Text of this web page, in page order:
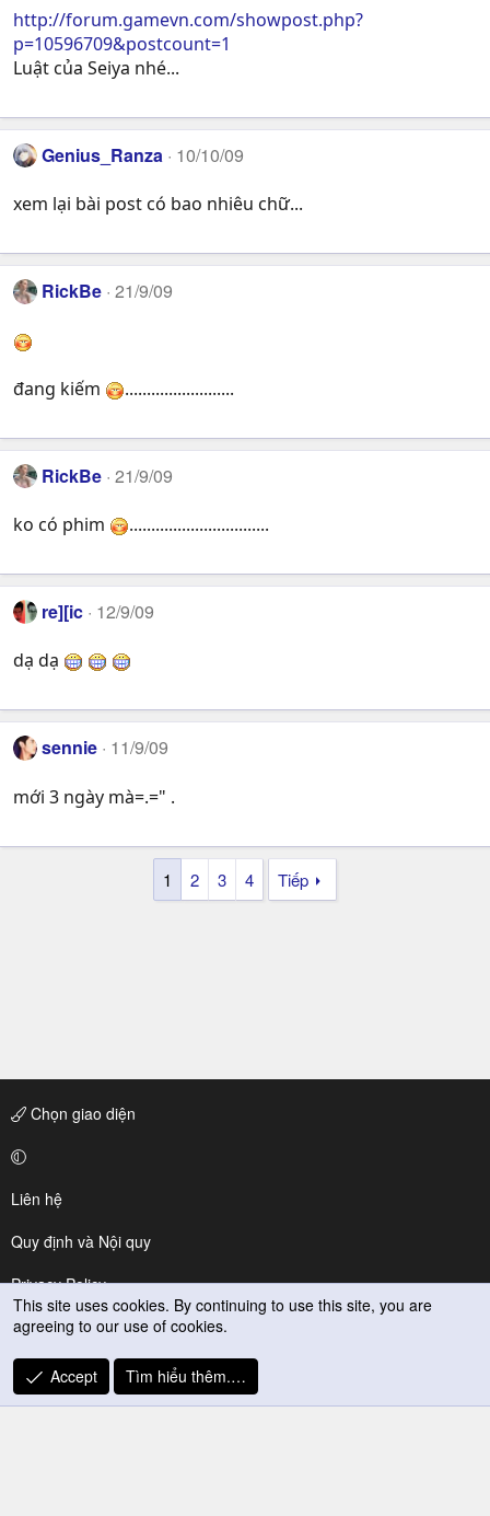
http://forum.gamevn.com/showpost.php?
p=10596709&postcount=1
Luật của Seiya nhé...
Genius_Ranza 10/10/09
xem lại bài post có bao nhiêu chữ...
RickBe 21/9/09
đang kiếm .........................
RickBe 21/9/09
ko có phim ................................
re][ic 12/9/09
dạ dạ
sennie 11/9/09
mới 3 ngày mà=.=" .
1 2 3 4 Tiếp
Chọn giao diện
Liên hệ
Quy định và Nội quy
Privacy Policy
Trợ giúp
R
S
This site uses cookies. By continuing to use this site, you are
agreeing to our use of cookies.
Accept Tìm hiểu thêm.…